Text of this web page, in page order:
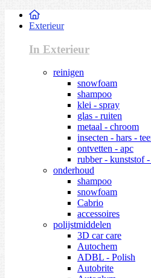
Exterieur
In Exterieur
reinigen
snowfoam
shampoo
klei - spray
glas - ruiten
metaal - chroom
insecten - hars -
ontvetten - apc
rubber - kunststof
onderhoud
shampoo
snowfoam
Cabrio
accessoires
polijstmiddelen
3D car care
Autochem
ADBL - Polish
Autobrite